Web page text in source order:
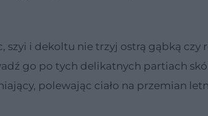
szyi i dekoltu nie trzyj ostrą gąbką
go po tych delikatnych partiach
polewając ciało na przemian